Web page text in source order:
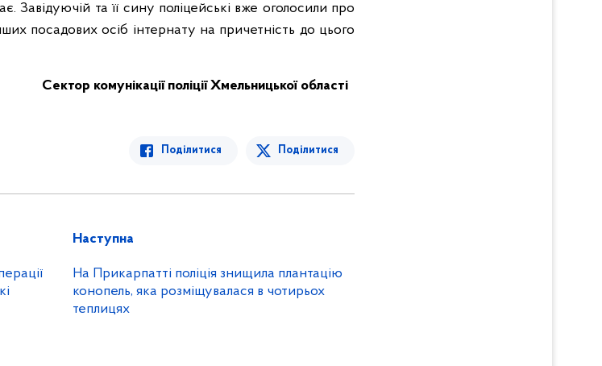
Завідуючій та її сину поліцейські вже оголосили про
посадових осіб інтернату на причетність до цього
Сектор комунікації поліції Хмельницької області
Поділитися Поділитися
Наступна
На Прикарпатті поліція знищила плантацію
конопель, яка розміщувалася в чотирьох
теплицях